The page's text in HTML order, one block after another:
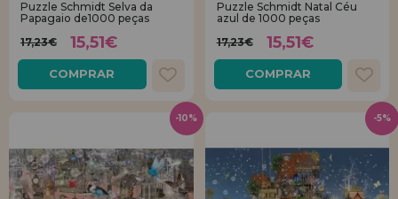
REGISTRO DE REVENDEDOR
Puzzle Schmidt Selva da
Papagaio de1000 peças
17,23€
15,51€
COMPRAR
Puzzle Schmidt Natal Céu
azul de 1000 peças
17,23€
15,51€
COMPRAR
-10% -5%